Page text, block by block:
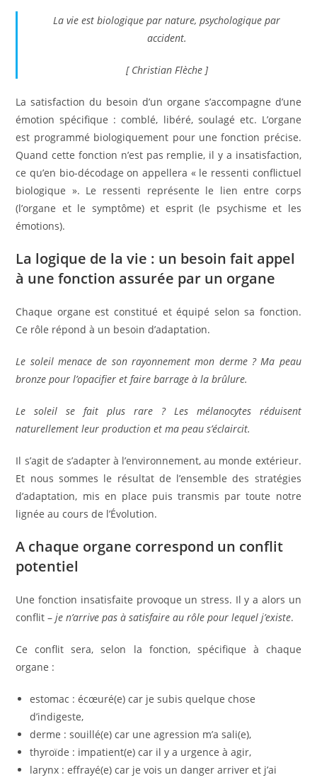
La vie est biologique par nature, psychologique par
accident.
[ Christian Flèche ]
La satisfaction du besoin d’un organe s’accompagne d’une
émotion spécifique : comblé, libéré, soulagé etc. L’organe
est programmé biologiquement pour une fonction précise.
Quand cette fonction n’est pas remplie, il y a insatisfaction,
ce qu’en bio-décodage on appellera « le ressenti conflictuel
biologique ». Le ressenti représente le lien entre corps
(l’organe et le symptôme) et esprit (le psychisme et les
émotions).
La logique de la vie : un besoin fait appel
à une fonction assurée par un organe
Chaque organe est constitué et équipé selon sa fonction.
Ce rôle répond à un besoin d’adaptation.
Le soleil menace de son rayonnement mon derme ? Ma peau
bronze pour l’opacifier et faire barrage à la brûlure.
Le soleil se fait plus rare ? Les mélanocytes réduisent
naturellement leur production et ma peau s’éclaircit.
Il s’agit de s’adapter à l’environnement, au monde extérieur.
Et nous sommes le résultat de l’ensemble des stratégies
d’adaptation, mis en place puis transmis par toute notre
lignée au cours de l’Évolution.
A chaque organe correspond un conflit
potentiel
Une fonction insatisfaite provoque un stress. Il y a alors un
conflit –je n’arrive pas à satisfaire au rôle pour lequel j’existe.
Ce conflit sera, selon la fonction, spécifique à chaque
organe :
estomac : écœuré(e) car je subis quelque chose
d’indigeste,
derme : souillé(e) car une agression m’a sali(e),
thyroïde : impatient(e) car il y a urgence à agir,
larynx : effrayé(e) car je vois un danger arriver et j’ai